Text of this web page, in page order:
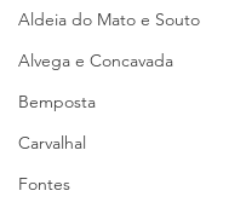
Aldeia do Mato e Souto
Alvega e Concavada
Bemposta
Carvalhal
Fontes